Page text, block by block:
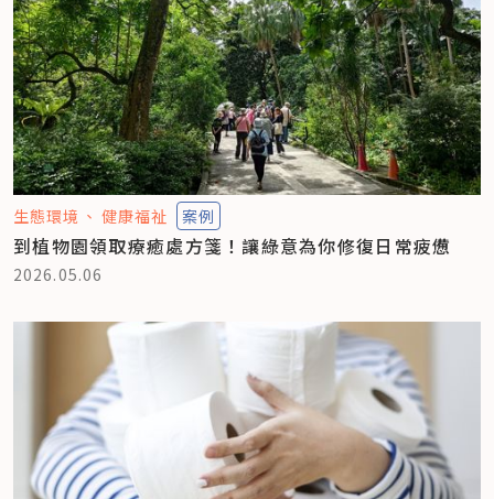
生態環境 健康福祉 案例
到植物園領取療癒處方箋！讓綠意為你修復日常疲憊
2026.05.06